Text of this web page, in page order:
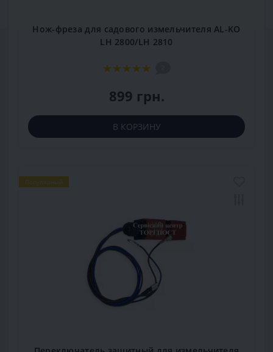
Нож-фреза для садового измельчителя AL-KO
LH 2800/LH 2810
899 грн.
В КОРЗИНУ
Популярный